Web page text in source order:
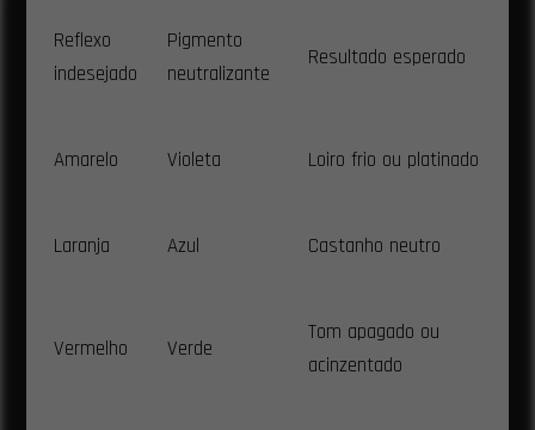
Reflexo
indesejado
Pigmento
neutralizante
Resultado esperado
Amarelo Violeta Loiro frio ou platinado
Laranja Azul Castanho neutro
Vermelho Verde
Tom apagado ou
acinzentado